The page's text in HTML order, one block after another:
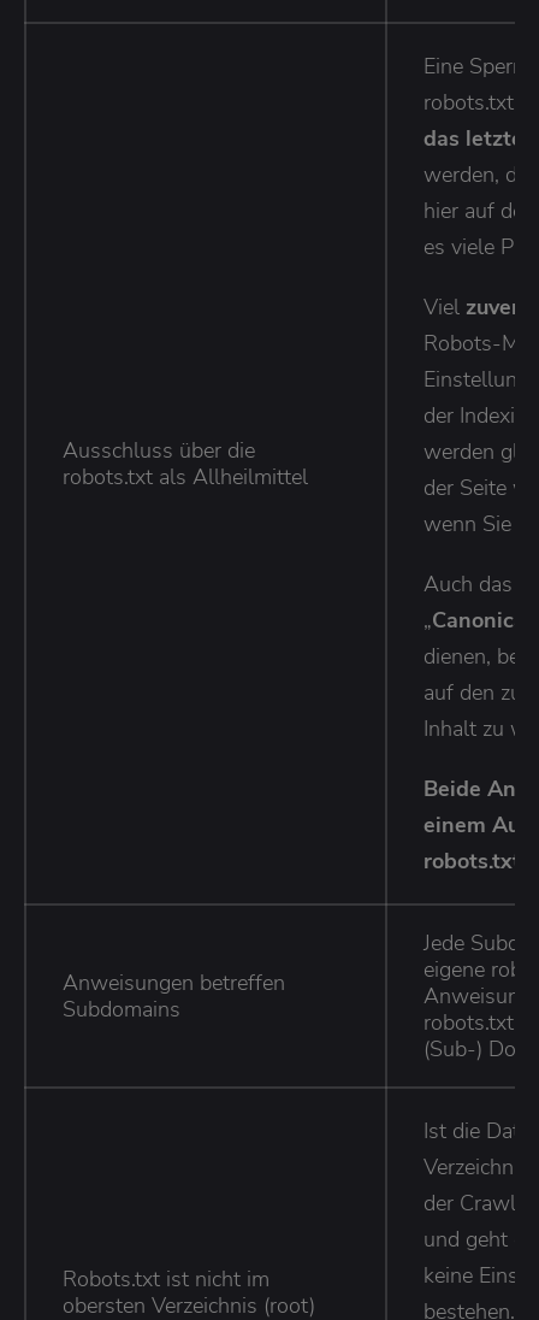
Ausschluss über die
robots.txt als Allheilmittel
Eine
robots.txt
das letzte
werden,
hier auf der
es viele
Viel
Robots-
Einstellung
der
werden
der Seite
wenn Sie
Auch das
„Canonical
dienen, bei
auf den zu
Inhalt zu
Beide
einem
robots.txt
Anweisungen betreffen
Subdomains
Jede
eigene
robots.txt
(Sub-)
Robots.txt ist nicht im
obersten Verzeichnis (root)
Ist die
Verzeichnis
der
und geht
keine
bestehen.